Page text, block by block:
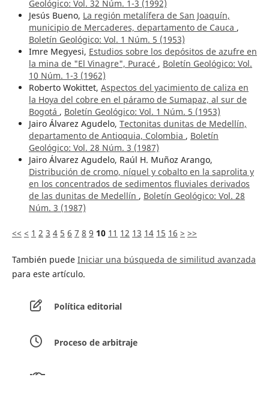
Geológico: Vol. 32 Núm. 1-3 (1992)
Jesús Bueno, La región metalífera de San Joaquín,
municipio de Mercaderes, departamento de Cauca ,
Boletín Geológico: Vol. 1 Núm. 5 (1953)
Imre Megyesi, Estudios sobre los depósitos de azufre en
la mina de "El Vinagre", Puracé , Boletín Geológico: Vol.
10 Núm. 1-3 (1962)
Roberto Wokittet, Aspectos del yacimiento de caliza en
la Hoya del cobre en el páramo de Sumapaz, al sur de
Bogotá , Boletín Geológico: Vol. 1 Núm. 5 (1953)
Jairo Álvarez Agudelo, Tectonitas dunitas de Medellín,
departamento de Antioquia, Colombia , Boletín
Geológico: Vol. 28 Núm. 3 (1987)
Jairo Álvarez Agudelo, Raúl H. Muñoz Arango,
Distribución de cromo, níquel y cobalto en la saprolita y
en los concentrados de sedimentos fluviales derivados
de las dunitas de Medellín , Boletín Geológico: Vol. 28
Núm. 3 (1987)
<< < 1 2 3 4 5 6 7 8 9 10 11 12 13 14 15 16 > >>
También puede Iniciar una búsqueda de similitud avanzada
para este artículo.
Política editorial
Proceso de arbitraje